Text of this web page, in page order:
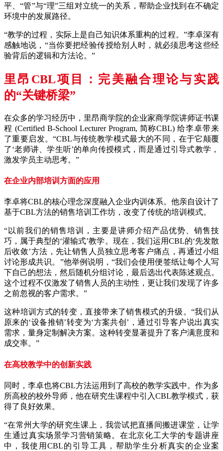
平、“管”与“理”三组对立统一的关系，帮助企业找到在不确定
环境中的发展路径。
“教学的过程，实际上是自己知识体系重构的过程。”李卓深有
感触地说，“当你要把经验传授给别人时，就必须思考这些经
验背后的逻辑和方法论。”
里昂CBL项目：完美融合理论与实践
的“关键桥梁”
在众多的学习经历中，里昂商学院的企业家商学院讲师证书课
程 (Certified B-School Lecturer Program, 简称CBL) 给李卓带来
了重要启发。“CBL与传统教学模式最大的不同，在于它颠覆
了‘老师讲、学生听’的单向传授模式，而是通过引导式教学，
激发学员主动思考。”
在企业内部培训方面的应用
李卓将CBL的核心理念深度融入企业内训体系。他亲自设计了
基于CBL方法的销售培训工作坊，改变了传统的培训模式。
“以前我们的销售培训，主要是讲师介绍产品优势、销售技
巧，属于典型的‘灌输式’教学。现在，我们运用CBL的‘先发散
后收敛’方法，先让销售人员独立思考客户痛点，再通过小组
讨论形成共识。”他举例说明，“我们会使用便签纸让每个人写
下自己的想法，然后随机分组讨论，最后选出代表陈述观点。
这个过程不仅激发了销售人员的主动性，更让我们发现了许多
之前忽视的客户需求。”
这种培训方式的转变，直接带来了销售模式的升级。“我们从
原来的‘设备推销’转变为‘方案共创’，通过引导客户说出真实
需求，量身定制解决方案。这种转变显著提升了客户满意度和
成交率。”
在高校教学中的创新实践
同时，李卓也将CBL方法运用到了高校的教学实践中。作为多
所高校的校外导师，他在研究生课程中引入CBL教学模式，获
得了良好效果。
“在常州大学的研究生课上，我尝试把直播间搬进课堂，让学
生通过真实场景学习营销策略。在北京化工大学的专题讲座
中，我使用CBL的引导工具，帮助学生分析真实的企业案